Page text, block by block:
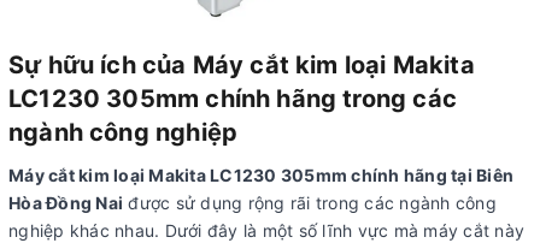
Sự hữu ích của Máy cắt kim loại Makita
LC1230 305mm chính hãng trong các
ngành công nghiệp
Máy cắt kim loại Makita LC1230 305mm chính hãng tại Biên
Hòa Đồng Nai được sử dụng rộng rãi trong các ngành công
nghiệp khác nhau. Dưới đây là một số lĩnh vực mà máy cắt này